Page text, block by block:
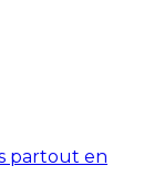
partout en